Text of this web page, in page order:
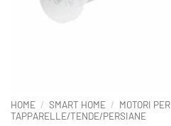
HOME / SMART HOME / MOTORI PER
TAPPARELLE/TENDE/PERSIANE